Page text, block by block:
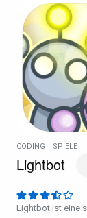
CODING SPIELE
Lightbot
Lightbot ist eine